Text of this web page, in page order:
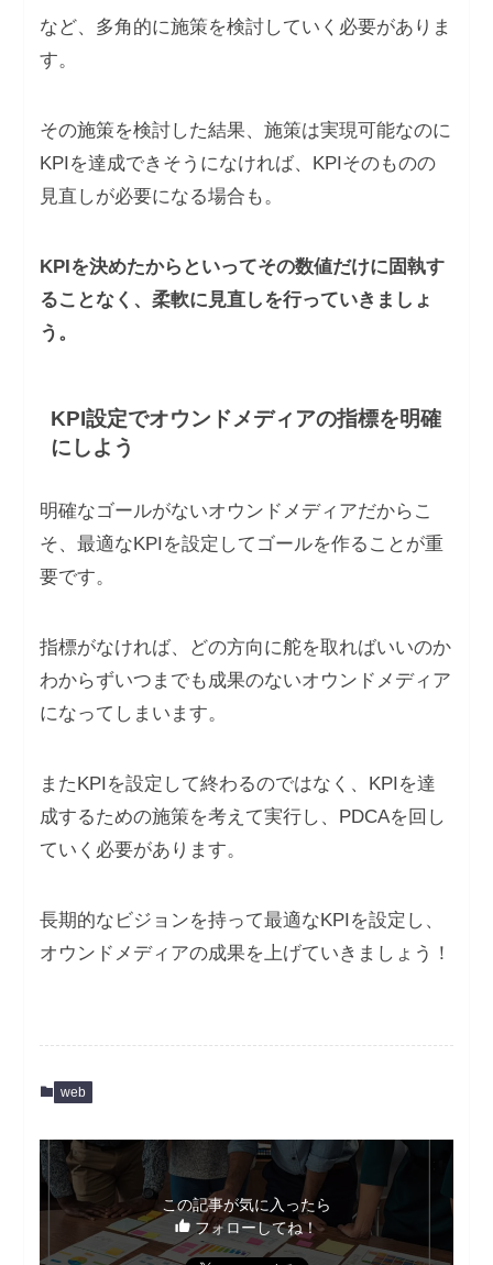
など、多角的に施策を検討していく必要がありま
す。
その施策を検討した結果、施策は実現可能なのに
KPIを達成できそうになければ、KPIそのものの
見直しが必要になる場合も。
KPIを決めたからといってその数値だけに固執す
ることなく、柔軟に見直しを行っていきましょ
う。
KPI設定でオウンドメディアの指標を明確
にしよう
明確なゴールがないオウンドメディアだからこ
そ、最適なKPIを設定してゴールを作ることが重
要です。
指標がなければ、どの方向に舵を取ればいいのか
わからずいつまでも成果のないオウンドメディア
になってしまいます。
またKPIを設定して終わるのではなく、KPIを達
成するための施策を考えて実行し、PDCAを回し
ていく必要があります。
長期的なビジョンを持って最適なKPIを設定し、
オウンドメディアの成果を上げていきましょう！
web
この記事が気に入ったら
フォローしてね！